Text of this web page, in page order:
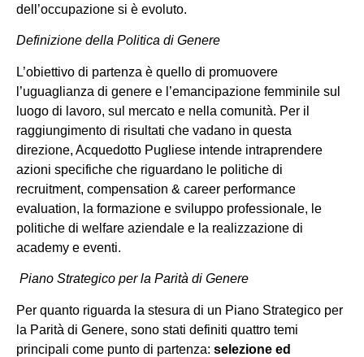
dell’occupazione si è evoluto.
Definizione della Politica di Genere
L’obiettivo di partenza è quello di promuovere
l’uguaglianza di genere e l’emancipazione femminile sul
luogo di lavoro, sul mercato e nella comunità. Per il
raggiungimento di risultati che vadano in questa
direzione, Acquedotto Pugliese intende intraprendere
azioni specifiche che riguardano le politiche di
recruitment, compensation & career performance
evaluation, la formazione e sviluppo professionale, le
politiche di welfare aziendale e la realizzazione di
academy e eventi.
Piano Strategico per la Parità di Genere
Per quanto riguarda la stesura di un Piano Strategico per
la Parità di Genere, sono stati definiti quattro temi
principali come punto di partenza: selezione ed